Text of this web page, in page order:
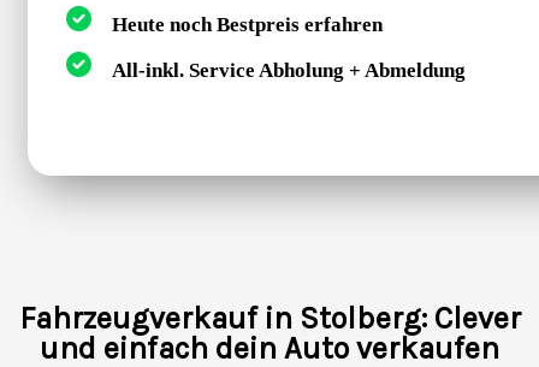
Heute noch Bestpreis erfahren
All-inkl. Service Abholung + Abmeldung
Fahrzeugverkauf in Stolberg: Clever
und einfach dein Auto verkaufen